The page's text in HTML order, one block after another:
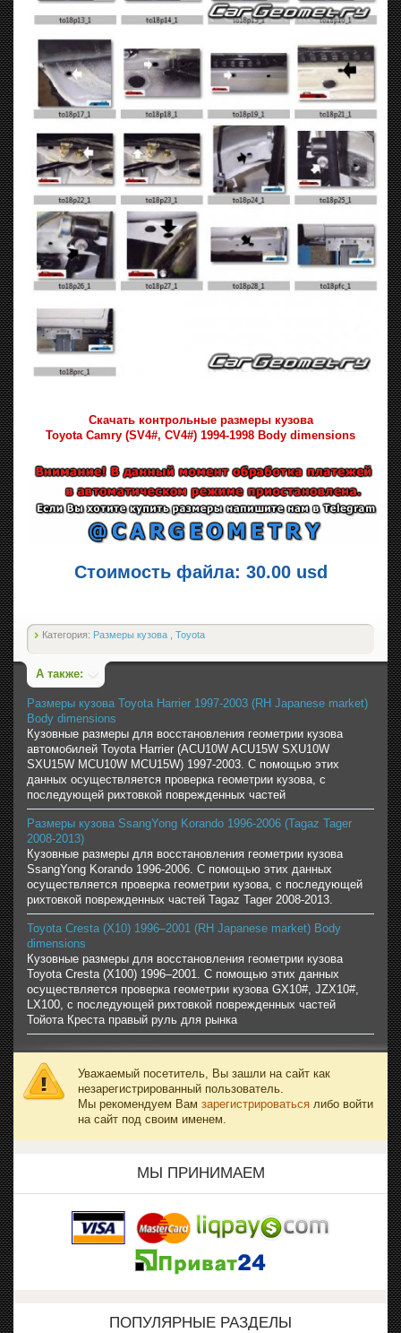
Скачать контрольные размеры кузова
Toyota Camry (SV4#, CV4#) 1994-1998 Body dimensions
Стоимость файла: 30.00 usd
Категория: Размеры кузова Toyota
А также:
Размеры кузова Toyota Harrier 1997-2003 (RH Japanese market)
Body dimensions
Кузовные размеры для восстановления геометрии кузова
автомобилей Toyota Harrier (ACU10W ACU15W SXU10W
SXU15W MCU10W MCU15W) 1997-2003. С помощью этих
данных осуществляется проверка геометрии кузова, с
последующей рихтовкой поврежденных частей
Размеры кузова SsangYong Korando 1996-2006 (Tagaz Tager
2008-2013)
Кузовные размеры для восстановления геометрии кузова
SsangYong Korando 1996-2006. С помощью этих данных
осуществляется проверка геометрии кузова, с последующей
рихтовкой поврежденных частей Tagaz Tager 2008-2013.
Toyota Cresta (X10) 1996–2001 (RH Japanese market) Body
dimensions
Кузовные размеры для восстановления геометрии кузова
Toyota Cresta (X100) 1996–2001. С помощью этих данных
осуществляется проверка геометрии кузова GX10#, JZX10#,
LX100, с последующей рихтовкой поврежденных частей
Тойота Креста правый руль для рынка
Уважаемый посетитель, Вы зашли на сайт как
незарегистрированный пользователь.
Мы рекомендуем Вам зарегистрироваться либо войти
на сайт под своим именем.
МЫ ПРИНИМАЕМ
ПОПУЛЯРНЫЕ РАЗДЕЛЫ